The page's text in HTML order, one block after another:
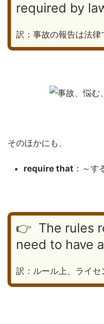
required by
訳：事故の報告は法律
そのほかにも、
require that ：～す
👉 The rules
need to have
訳：ルール上、ライセ